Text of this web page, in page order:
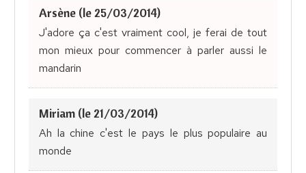
Arsène (le 25/03/2014)
J'adore ça c'est vraiment cool, je ferai de tout
mon mieux pour commencer à parler aussi le
mandarin
Miriam (le 21/03/2014)
Ah la chine c'est le pays le plus populaire au
monde